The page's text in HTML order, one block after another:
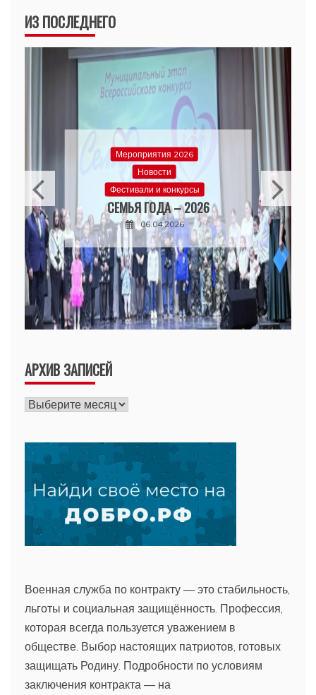
ИЗ ПОСЛЕДНЕГО
Мероприятия 2026
Новости
Фестивали и конкурсы
СЕМЬЯ ГОДА – 2026
06.04.2026
АРХИВ ЗАПИСЕЙ
Архив
Военная служба по контракту — это стабильность,
льготы и социальная защищённость. Профессия,
которая всегда пользуется уважением в
обществе. Выбор настоящих патриотов, готовых
защищать Родину. Подробности по условиям
заключения контракта — на